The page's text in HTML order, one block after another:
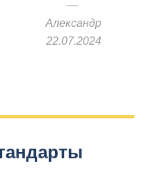
Александр
22.07.2024